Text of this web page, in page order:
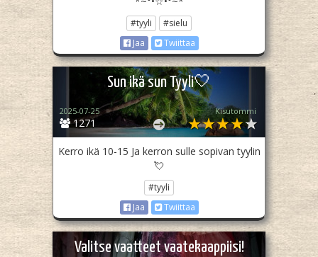
#tyyli
#sielu
Jaa
Twiittaa
Sun ikä sun Tyyli🤍
1271
2025-07-25 Kisutommi
Kerro ikä 10-15 Ja kerron sulle sopivan tyylin
💘
#tyyli
Jaa
Twiittaa
Valitse vaatteet vaatekaappiisi!